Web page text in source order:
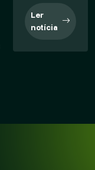
Ler
notícia